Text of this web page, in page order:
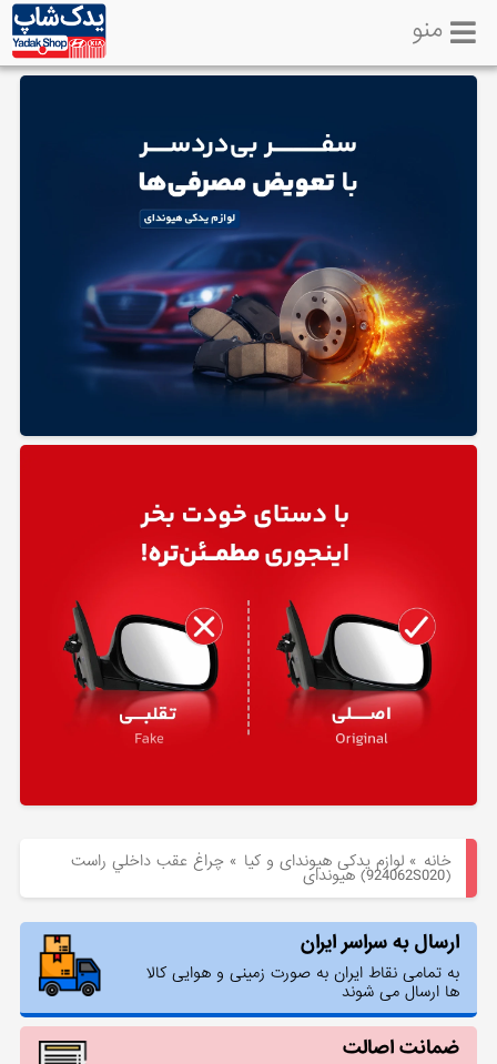
لوازم
منو
خانه »لوازم یدکی هیوندای و کیا » چراغ عقب داخلي راست
(924062S020) هیوندای
ارسال به سراسر ایران
به تمامی نقاط ایران به صورت زمینی و هوایی کالا
ها ارسال می شوند
ضمانت اصالت